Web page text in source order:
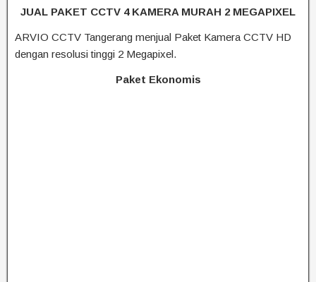
JUAL PAKET CCTV 4 KAMERA MURAH 2 MEGAPIXEL
ARVIO CCTV Tangerang menjual Paket Kamera CCTV HD
dengan resolusi tinggi 2 Megapixel.
Paket Ekonomis